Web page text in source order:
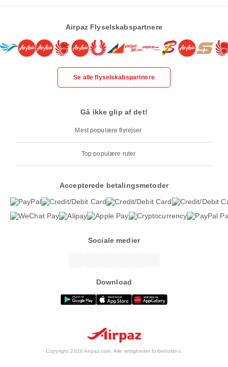
Airpaz Flyselskabspartnere
Se alle flyselskabspartnere
Gå ikke glip af det!
Mest populære flyrejser
Top populære ruter
Accepterede betalingsmetoder
Sociale medier
Download
Copyright 2026 Airpaz.com. Alle rettigheder forbeholdes.